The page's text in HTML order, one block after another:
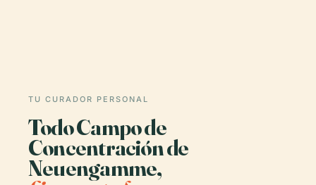
TU CURADOR PERSONAL
Todo Campo de
Concentración de
Neuengamme,